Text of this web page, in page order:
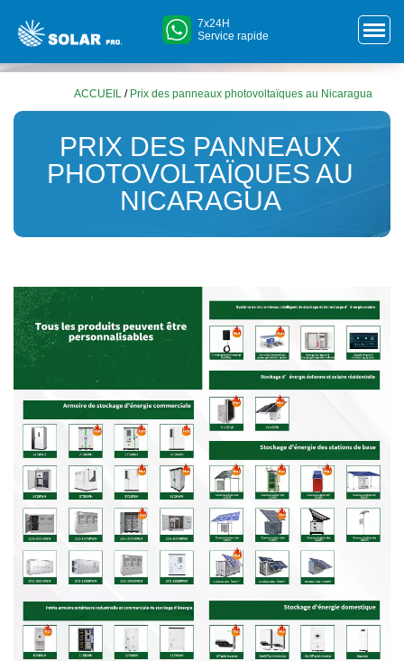
7x24H
Service rapide
ACCUEIL / Prix ​​des panneaux photovoltaïques au Nicaragua
PRIX ​​DES PANNEAUX
PHOTOVOLTAÏQUES AU
NICARAGUA